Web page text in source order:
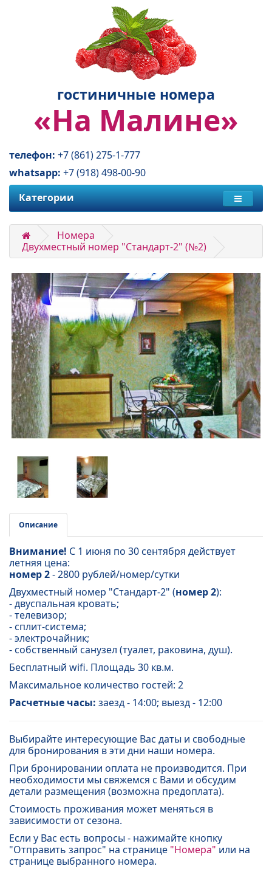
гостиничные номера
«На Малине»
телефон: +7 (861) 275-1-777
whatsapp: +7 (918) 498-00-90
Категории
Номера
Двухместный номер "Стандарт-2" (№2)
Описание
Внимание! С 1 июня по 30 сентября действует
летняя цена:
номер 2- 2800 рублей/номер/сутки
Двухместный номер "Стандарт-2" (номер 2):
- двуспальная кровать;
- телевизор;
- сплит-система;
- электрочайник;
- собственный санузел (туалет, раковина, душ).
Бесплатный wifi. Площадь 30 кв.м.
Максимальное количество гостей: 2
Расчетные часы: заезд - 14:00; выезд - 12:00
Выбирайте интересующие Вас даты и свободные
для бронирования в эти дни наши номера.
При бронировании оплата не производится. При
необходимости мы свяжемся с Вами и обсудим
детали размещения (возможна предоплата).
Стоимость проживания может меняться в
зависимости от сезона.
Если у Вас есть вопросы - нажимайте кнопку
"Отправить запрос" на странице "Номера" или на
странице выбранного номера.